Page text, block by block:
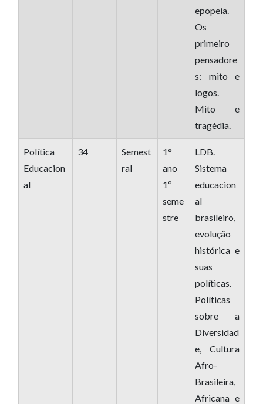
epopeia.
Os
primeiro
pensadore
s: mito e
logos.
Mito e
tragédia.
Política
Educacion
al
34
Semest
ral
1°
ano
1º
seme
stre
LDB.
Sistema
educacion
al
brasileiro,
evolução
histórica e
suas
políticas.
Políticas
sobre a
Diversidad
e, Cultura
Afro-
Brasileira,
Africana e